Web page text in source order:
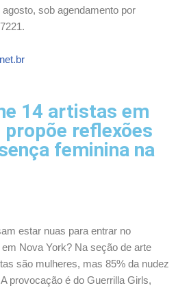
sob agendamento por
14 artistas em
propõe reflexões
feminina na
estar nuas para entrar no
Nova York? Na seção de arte
são mulheres, mas 85% da nudez
provocação é do Guerrilla Girls,